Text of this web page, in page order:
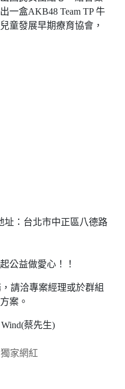
一盒AKB48 Team TP 牛
童發展早期療育協會，
址：台北市中正區八德路
公益做愛心！！
請洽專案經理或於群組
案。
蔡先生)
家網紅